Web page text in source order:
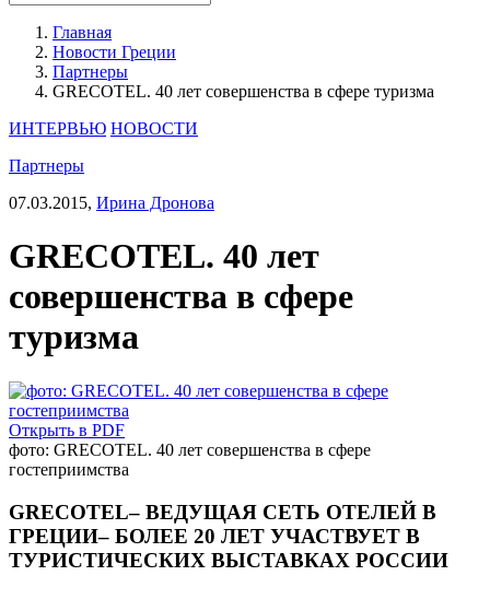
Главная
Новости Греции
Партнеры
GRECOTEL. 40 лет совершенства в сфере туризма
ИНТЕРВЬЮ НОВОСТИ
Партнеры
07.03.2015, Ирина Дронова
GRECOTEL. 40 лет
совершенства в сфере
туризма
Открыть в PDF
фото: GRECOTEL. 40 лет совершенства в сфере
гостеприимства
GRECOTEL– ВЕДУЩАЯ СЕТЬ ОТЕЛЕЙ В
ГРЕЦИИ– БОЛЕЕ 20 ЛЕТ УЧАСТВУЕТ В
ТУРИСТИЧЕСКИХ ВЫСТАВКАХ РОССИИ